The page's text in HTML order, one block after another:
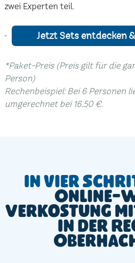
zwei Experten teil.
Jetzt Sets entdecken
*Paket-Preis (Preis gilt für die
Person)
Rechenbeispiel: Bei 6 Personen
umgerechnet bei 16,50 €.
In vier
Online-
Verkostung
in der